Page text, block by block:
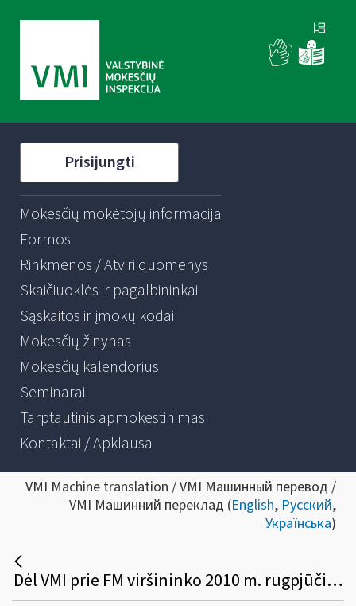
Prisijungti
Mokesčių mokėtojų informacija
Formos
Rinkmenos / Atviri duomenys
Skaičiuoklės ir pagalbininkai
Sąskaitos ir įmokų kodai
Mokesčių žinynas
Mokesčių kalendorius
Seminarai
Tarptautinis apmokestinimas
Kontaktai / Apklausa
VMI Machine translation / VMI Машинный перевод /
VMI Машинний переклад (English, Русский,
Українська)
Dėl VMI prie FM viršininko 2010 m. rugpjūčio 2 d. įsakymo Nr. VA-88 pakeitimo